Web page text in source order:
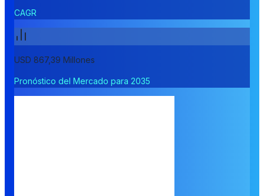
CAGR
USD 867,39 Millones
Pronóstico del Mercado para 2035